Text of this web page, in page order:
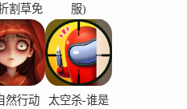
割草免
版)
服)
然行动
太空杀-谁是